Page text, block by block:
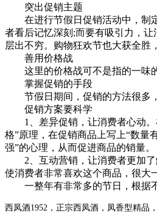
突出促销主题
在进行节假日促销活动中，制定
者看后记忆深刻;而要有吸引力，
层出不穷。购物狂欢节也大获全胜
善用价格战
这里的价格战可不是指的一味的
掌握促销的手段
节假日期间，促销的方法很多，
促销方案要科学
1、差异促销，让消费者心动。
格”原理，在促销商品上写上“数量
强”的心理，从而促进商品的销量。
2、互动营销，让消费者更加了
使消费者非常喜欢这个商品，很大
一整年有非常多的节日，根据不
西凤酒1952，正宗西凤酒，凤香型精品